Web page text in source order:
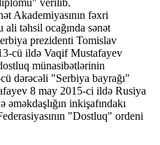
Akademiyasının fəxri
təhsil ocağında sənət
prezidenti Tomislav
cü ildə Vaqif Mustafayev
münasibətlərinin
dərəcəli "Serbiya bayrağı"
8 may 2015-ci ildə Rusiya
inkişafındakı
"Dostluq" ordeni